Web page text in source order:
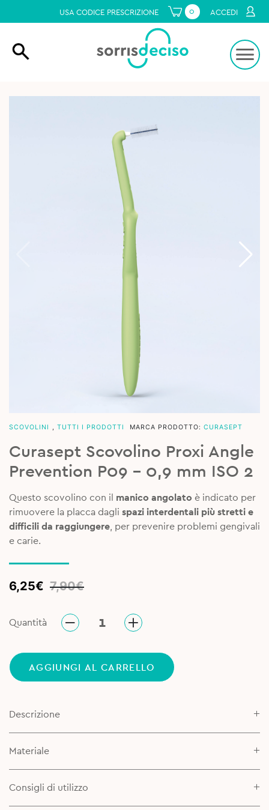
USA CODICE PRESCRIZIONE 0 ACCEDI
SCOVOLINI , TUTTI I PRODOTTI MARCA PRODOTTO: CURASEPT
Curasept Scovolino Proxi Angle
Prevention P09 – 0,9 mm ISO 2
Questo scovolino con il manico angolato è indicato per
rimuovere la placca dagli spazi interdentali più stretti e
difficili da raggiungere , per prevenire problemi gengivali
e carie.
7,90€
Original
7,90€.
6,25€
Current
6,25€.
Quantità
AGGIUNGI AL CARRELLO
Descrizione
Materiale
Consigli di utilizzo